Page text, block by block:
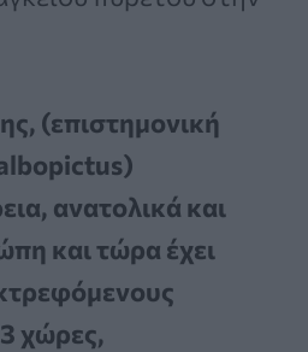
(επιστημονική
ανατολικά και
και τώρα έχει
χώρες,